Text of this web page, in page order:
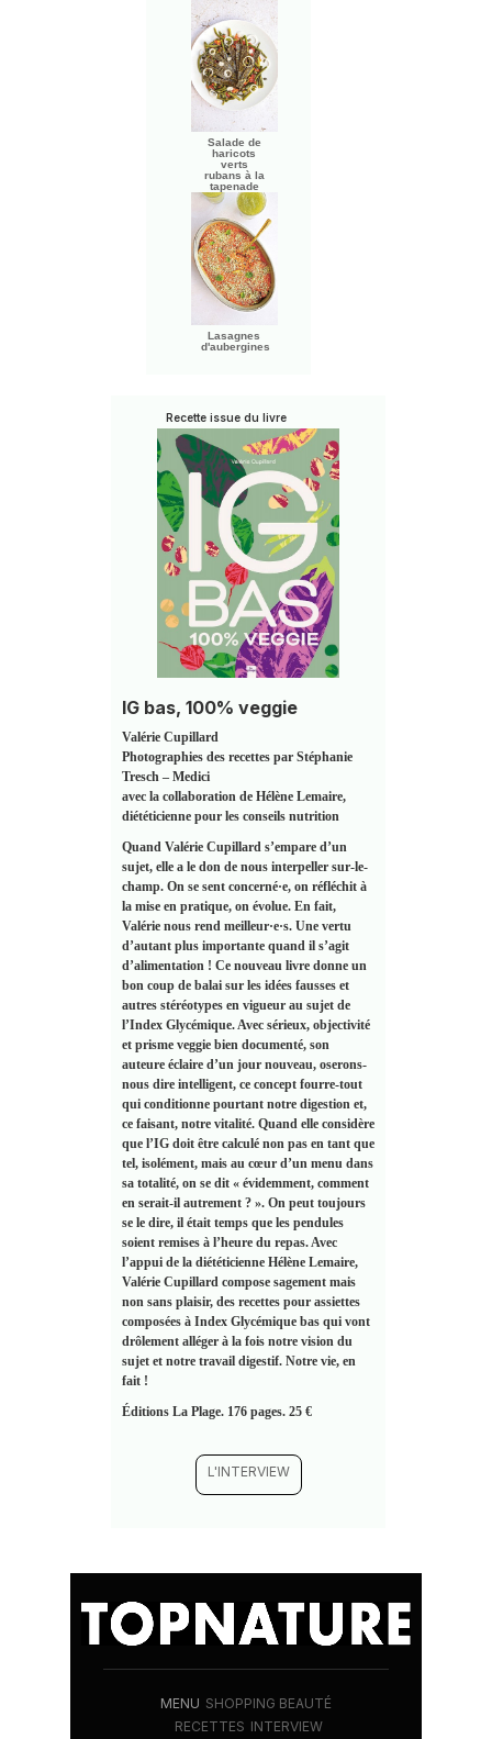
Salade de
haricots
verts
rubans à la
tapenade
Lasagnes
d'aubergines
Recette issue du livre
IG bas, 100% veggie
Valérie Cupillard
Photographies des recettes par Stéphanie
Tresch – Medici
avec la collaboration de Hélène Lemaire,
diététicienne pour les conseils nutrition
Quand Valérie Cupillard s’empare d’un
sujet, elle a le don de nous interpeller sur-le-
champ. On se sent concerné·e, on réfléchit à
la mise en pratique, on évolue. En fait,
Valérie nous rend meilleur·e·s. Une vertu
d’autant plus importante quand il s’agit
d’alimentation ! Ce nouveau livre donne un
bon coup de balai sur les idées fausses et
autres stéréotypes en vigueur au sujet de
l’Index Glycémique. Avec sérieux, objectivité
et prisme veggie bien documenté, son
auteure éclaire d’un jour nouveau, oserons-
nous dire intelligent, ce concept fourre-tout
qui conditionne pourtant notre digestion et,
ce faisant, notre vitalité. Quand elle considère
que l’IG doit être calculé non pas en tant que
tel, isolément, mais au cœur d’un menu dans
sa totalité, on se dit « évidemment, comment
en serait-il autrement ? ». On peut toujours
se le dire, il était temps que les pendules
soient remises à l’heure du repas. Avec
l’appui de la diététicienne Hélène Lemaire,
Valérie Cupillard compose sagement mais
non sans plaisir, des recettes pour assiettes
composées à Index Glycémique bas qui vont
drôlement alléger à la fois notre vision du
sujet et notre travail digestif. Notre vie, en
fait !
Éditions La Plage. 176 pages. 25 €
L'INTERVIEW
MENU SHOPPING BEAUTÉ
RECETTES INTERVIEW